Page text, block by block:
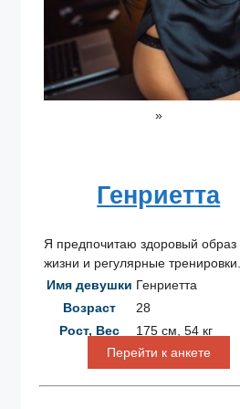
»
Генриетта
Я предпочитаю здоровый образ
жизни и регулярные тренировки.
Имя девушки Генриетта
Возраст
28
Рост, Вес
175 см, 54 кг
Перейти к анкете